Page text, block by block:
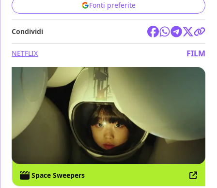
Fonti preferite
Condividi
NETFLIX FILM
Space Sweepers